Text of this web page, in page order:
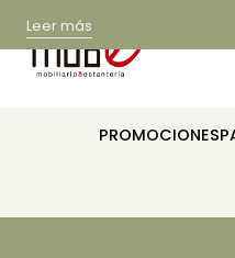
PROMOCIONES
Leer más